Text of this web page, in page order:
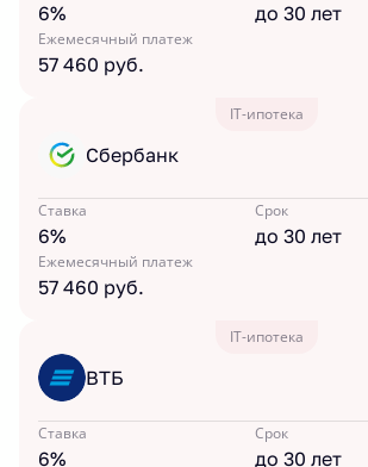
6% до 30 лет
Ежемесячный платеж
57 460 руб.
IT-ипотека
Сбербанк
Ставка
6%
Срок
до 30 лет
Ежемесячный платеж
57 460 руб.
IT-ипотека
ВТБ
Ставка
6%
Срок
до 30 лет